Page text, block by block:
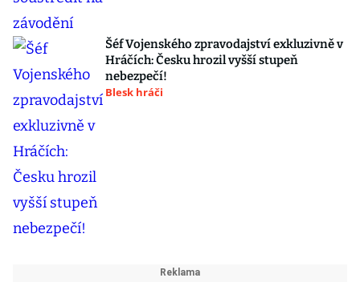
Šéf Vojenského zpravodajství exkluzivně v
Hráčích: Česku hrozil vyšší stupeň
nebezpečí!
Blesk hráči